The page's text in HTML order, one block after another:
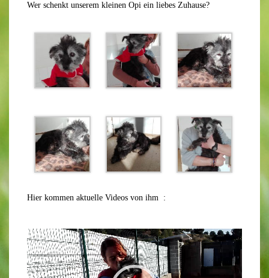
Wer schenkt unserem kleinen Opi ein liebes Zuhause?
Hier kommen aktuelle Videos von ihm :
Video-
Player